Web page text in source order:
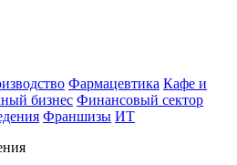
Фармацевтика Кафе и
бизнес Финансовый сектор
Франшизы ИТ